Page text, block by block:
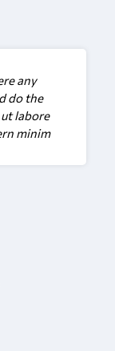
any
do the
labore
minim